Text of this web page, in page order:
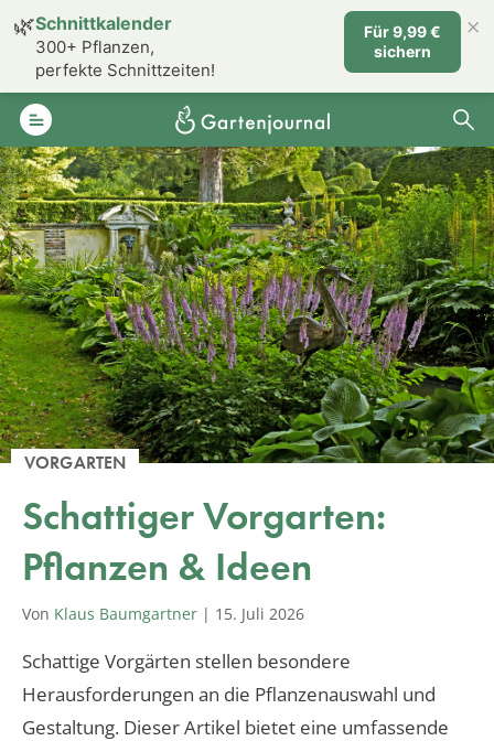
VORGARTEN
Schattiger Vorgarten:
Pflanzen & Ideen
Von Klaus Baumgartner | 15. Juli 2026
Schattige Vorgärten stellen besondere
Herausforderungen an die Pflanzenauswahl und
Gestaltung. Dieser Artikel bietet eine umfassende
🌿Schnittkalender
300+ Pflanzen,
perfekte Schnittzeiten!
Für 9,99 €
sichern
×